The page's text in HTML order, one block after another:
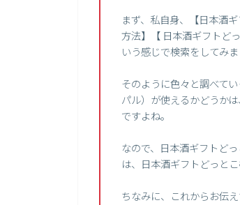
まず、私自身、【日本酒
方法】【 日本酒ギフトど
いう感じで検索をしてみま
そのように色々と調べて
パル）が使えるかどうか
ですよね。
なので、日本酒ギフトど
は、日本酒ギフトどっと
ちなみに、これからお伝